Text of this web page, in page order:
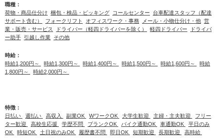
職種：
荷物・商品仕分け 梱包・検品・ピッキング コールセンター
台車配達スタッフ（配達
サポート含む）
フォークリフト オフィスワーク・事務 メール・小物仕分け・他 営
業・販売・サービス
ドライバー（軽四ドライバーを除く） 軽四ドライバー
ドライバ
ー助手 引越し作業 その他
時給：
時給1,200円～
時給1,300円～ 時給1,400円～ 時給1,500円～ 時給1,600円～
時給
1,800円～
時給2,000円～
特徴：
日払い
週払い 高収入 副業OK WワークOK 大学生歓迎 主婦・主夫歓迎
フリー
ター歓迎
高校生応援 学歴不問 ブランクOK バイク通勤OK 車通勤OK
平日のみ
OK
時短OK 土日祝のみOK 履歴書不問 即日OK 短期歓迎 長期歓迎 高時給